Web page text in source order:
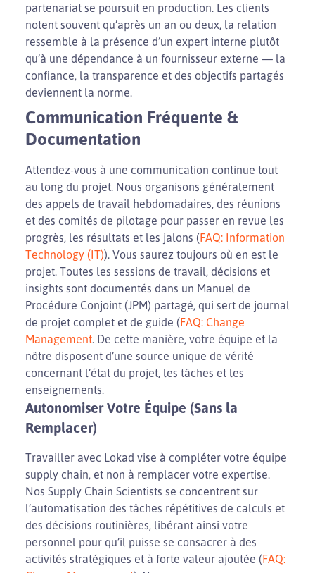
partenariat se poursuit en production. Les clients
notent souvent qu’après un an ou deux, la relation
ressemble à la présence d’un expert interne plutôt
qu’à une dépendance à un fournisseur externe — la
confiance, la transparence et des objectifs partagés
deviennent la norme.
Communication Fréquente &
Documentation
Attendez-vous à une communication continue tout
au long du projet. Nous organisons généralement
des appels de travail hebdomadaires, des réunions
et des comités de pilotage pour passer en revue les
progrès, les résultats et les jalons (FAQ: Information
Technology (IT)). Vous saurez toujours où en est le
projet. Toutes les sessions de travail, décisions et
insights sont documentés dans un Manuel de
Procédure Conjoint (JPM) partagé, qui sert de journal
de projet complet et de guide (FAQ: Change
Management. De cette manière, votre équipe et la
nôtre disposent d’une source unique de vérité
concernant l’état du projet, les tâches et les
enseignements.
Autonomiser Votre Équipe (Sans la
Remplacer)
Travailler avec Lokad vise à compléter votre équipe
supply chain, et non à remplacer votre expertise.
Nos Supply Chain Scientists se concentrent sur
l’automatisation des tâches répétitives de calculs et
des décisions routinières, libérant ainsi votre
personnel pour qu’il puisse se consacrer à des
activités stratégiques et à forte valeur ajoutée (FAQ: